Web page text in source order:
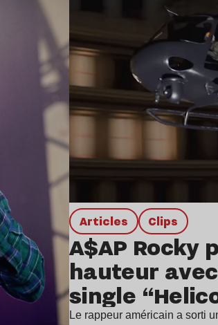
Articles clips
A$AP Rocky
hauteur
single
Le rappeur américain a sorti